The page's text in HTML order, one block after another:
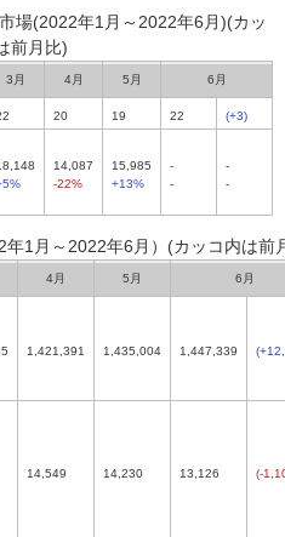
場(2022年1月～2022年6月)(カッ
前月比)
3月 4月 5月 6月
20 19 22 (+3)
14,087
-22%
15,985
+13%
-
-
-
-
1月～2022年6月） (カッコ内は前
4月 5月 6月
1,421,391 1,435,004 1,447,339
14,549 14,230 13,126 (-